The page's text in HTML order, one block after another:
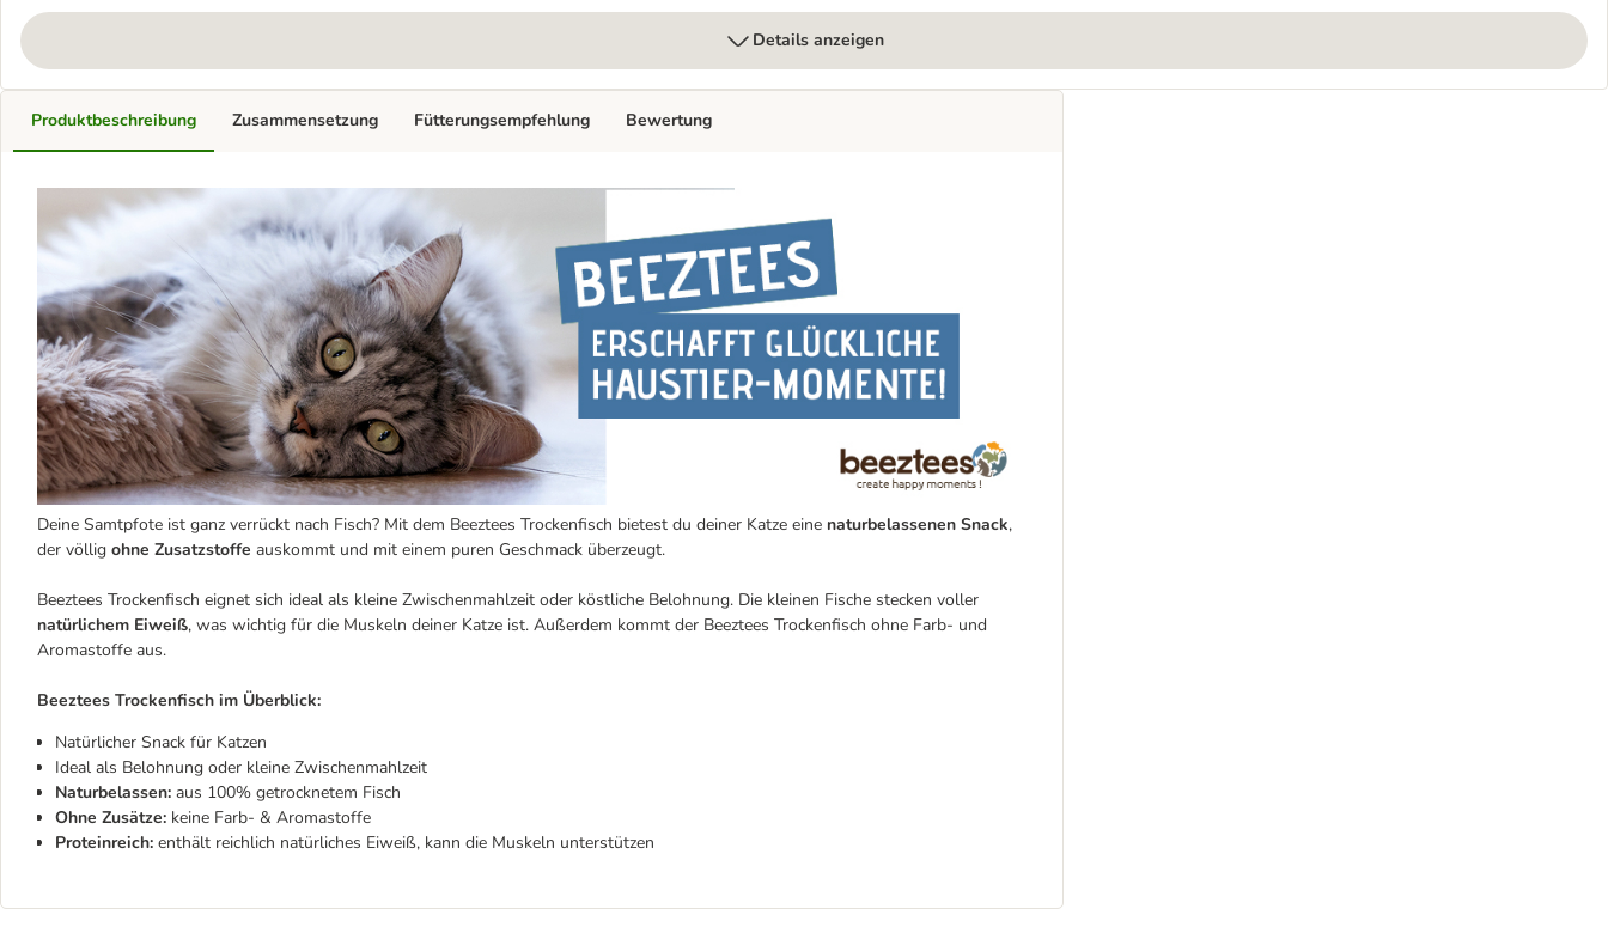
Details anzeigen
Produktbeschreibung
Deine Samtpfote ist ganz verrückt nach Fisch? Mit dem Beeztees Trockenfisch bietest du deiner Katze eine naturbelassenen Snack,
der völlig ohne Zusatzstoffe auskommt und mit einem puren Geschmack überzeugt.
Beeztees Trockenfisch eignet sich ideal als kleine Zwischenmahlzeit oder köstliche Belohnung. Die kleinen Fische stecken voller
natürlichem Eiweiß, was wichtig für die Muskeln deiner Katze ist. Außerdem kommt der Beeztees Trockenfisch ohne Farb- und
Aromastoffe aus.
Beeztees Trockenfisch im Überblick:
Natürlicher Snack für Katzen
Ideal als Belohnung oder kleine Zwischenmahlzeit
Naturbelassen: aus 100% getrocknetem Fisch
Ohne Zusätze: keine Farb- & Aromastoffe
Proteinreich: enthält reichlich natürliches Eiweiß, kann die Muskeln unterstützen
Zusammensetzung Fütterungsempfehlung Bewertung